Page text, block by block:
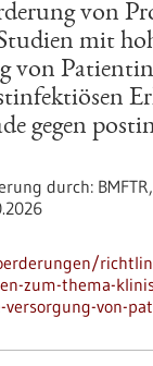
von
mit
von
gegen
durch: BMFTR,
zum-thema-
versorgung-von-